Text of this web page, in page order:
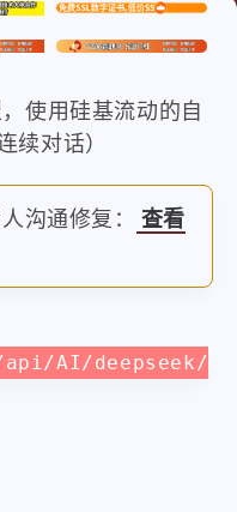
使用硅基流动的自
续对话）
沟通修复：
查看
AI/deepseek/